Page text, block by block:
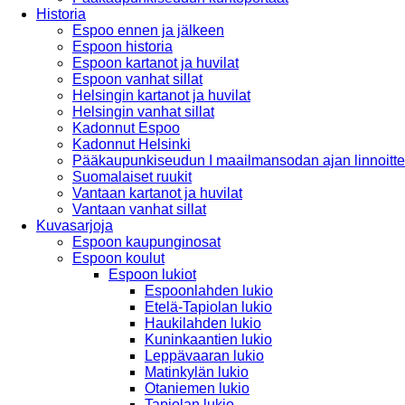
Historia
Espoo ennen ja jälkeen
Espoon historia
Espoon kartanot ja huvilat
Espoon vanhat sillat
Helsingin kartanot ja huvilat
Helsingin vanhat sillat
Kadonnut Espoo
Kadonnut Helsinki
Pääkaupunkiseudun I maailmansodan ajan
Suomalaiset ruukit
Vantaan kartanot ja huvilat
Vantaan vanhat sillat
Kuvasarjoja
Espoon kaupunginosat
Espoon koulut
Espoon lukiot
Espoonlahden lukio
Etelä-Tapiolan lukio
Haukilahden lukio
Kuninkaantien lukio
Leppävaaran lukio
Matinkylän lukio
Otaniemen lukio